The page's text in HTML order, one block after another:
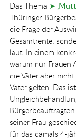
Das Thema ➤
Thüringer
die Frage der
Gesamtrente,
laut. In einem
warum nur Frauen
die Väter aber
Väter gelten. Das
seiner Frau
für das damals 4-